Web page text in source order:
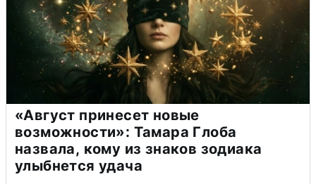
«Август принесет новые
возможности»: Тамара Глоба
назвала, кому из знаков зодиака
улыбнется удача